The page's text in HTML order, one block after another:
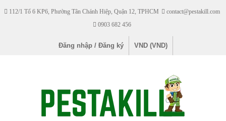
Skip112/1 Tổ 6 KP6, Phường Tân Chánh Hiệp, Quận 12, TPHCM
contact@pestakill.com
0903 682 456
Đăng nhập / Đăng ký VND (VND)